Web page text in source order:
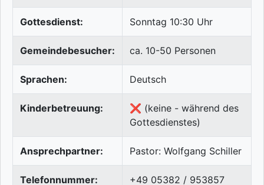
Gottesdienst: Sonntag 10:30 Uhr
Gemeindebesucher: ca. 10-50 Personen
Sprachen: Deutsch
Kinderbetreuung:
❌ (keine - während des
Gottesdienstes)
Ansprechpartner: Pastor: Wolfgang Schiller
Telefonnummer: +49 05382 / 953857